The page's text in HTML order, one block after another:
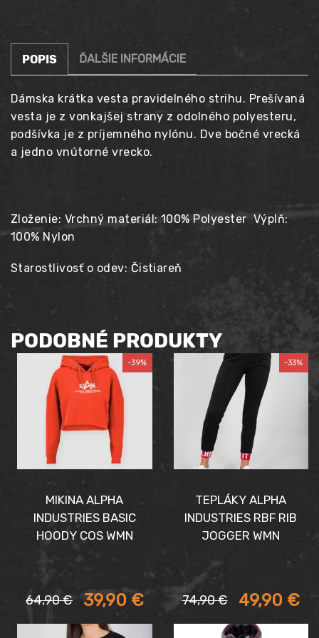
POPIS ĎALŠIE INFORMÁCIE
Dámska krátka vesta pravidelného strihu. Prešívaná
vesta je z vonkajšej strany z odolného polyesteru,
podšívka je z príjemného nylónu. Dve bočné vrecká
a jedno vnútorné vrecko.
Zloženie: Vrchný materiál: 100% Polyester Výplň:
100% Nylon
Starostlivosť o odev: Čistiareň
PODOBNÉ PRODUKTY
-39%
MIKINA ALPHA
INDUSTRIES BASIC
HOODY COS WMN
64,90€
Pôvodná
cena
bola:
39,90 €
Aktuálna
cena
je:
-33%
TEPLÁKY ALPHA
INDUSTRIES RBF RIB
JOGGER WMN
74,90€
Pôvodná
cena
bola:
49,90 €
Aktuálna
cena
je: